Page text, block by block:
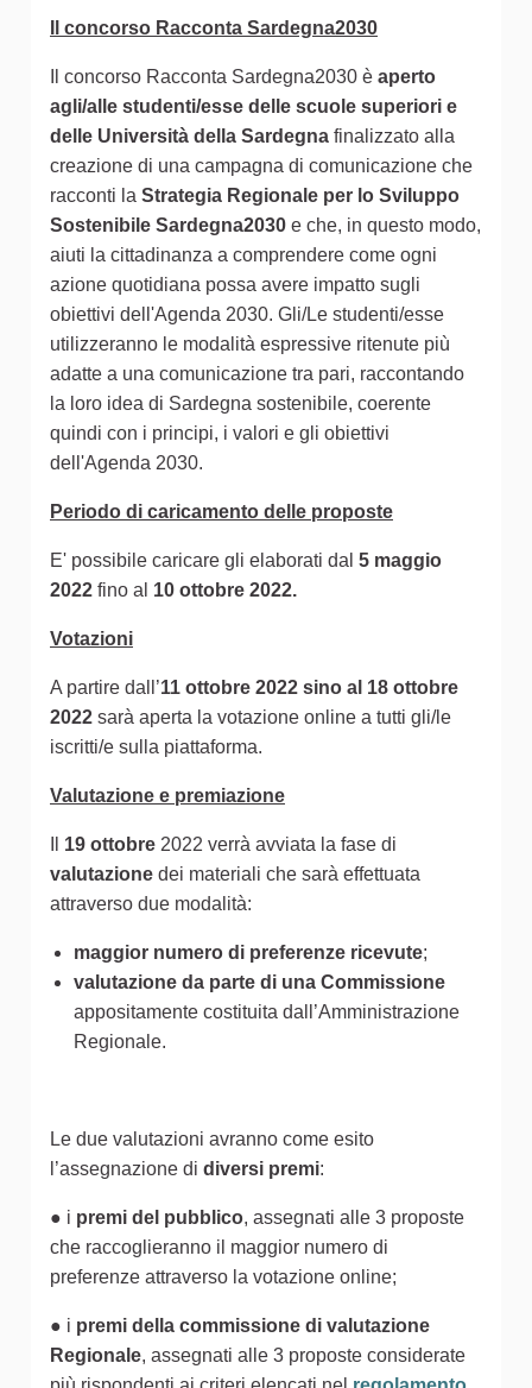
Il concorso Racconta Sardegna2030
Il concorso Racconta Sardegna2030 è aperto
agli/alle studenti/esse delle scuole superiori e
delle Università della Sardegna finalizzato alla
creazione di una campagna di comunicazione che
racconti la Strategia Regionale per lo Sviluppo
Sostenibile Sardegna2030 e che, in questo modo,
aiuti la cittadinanza a comprendere come ogni
azione quotidiana possa avere impatto sugli
obiettivi dell'Agenda 2030. Gli/Le studenti/esse
utilizzeranno le modalità espressive ritenute più
adatte a una comunicazione tra pari, raccontando
la loro idea di Sardegna sostenibile, coerente
quindi con i principi, i valori e gli obiettivi
dell'Agenda 2030.
Periodo di caricamento delle proposte
E' possibile caricare gli elaborati dal 5 maggio
2022 fino al 10 ottobre 2022.
Votazioni
A partire dall’11 ottobre 2022 sino al 18 ottobre
2022 sarà aperta la votazione online a tutti gli/le
iscritti/e sulla piattaforma.
Valutazione e premiazione
19 ottobre 2022 verrà avviata la fase di
valutazione dei materiali che sarà effettuata
attraverso due modalità:
maggior numero di preferenze ricevute;
valutazione da parte di una Commissione
appositamente costituita dall’Amministrazione
Regionale.
Le due valutazioni avranno come esito
l’assegnazione di diversi premi:
● i premi del pubblico, assegnati alle 3 proposte
che raccoglieranno il maggior numero di
preferenze attraverso la votazione online;
● i premi della commissione di valutazione
Regionale, assegnati alle 3 proposte considerate